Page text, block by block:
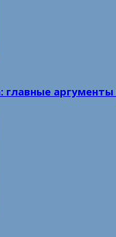
главные